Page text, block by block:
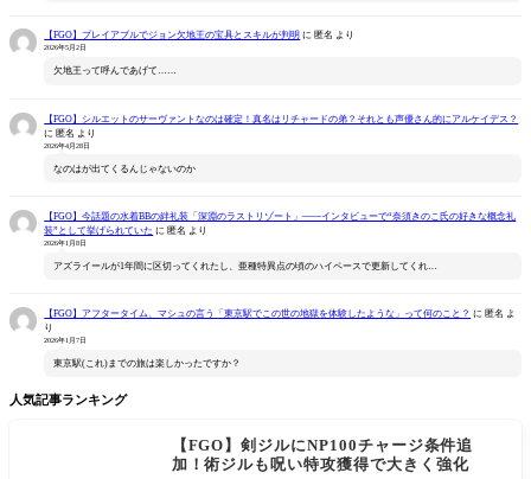
【FGO】プレイアブルでジョン欠地王の宝具とスキルが判明 に 匿名 より
2026年5月2日
欠地王って呼んであげて……
【FGO】シルエットのサーヴァントなのは確定！真名はリチャードの弟？それとも声優さん的にアルケイデス？
に匿名 より
2026年4月28日
なのはが出てくるんじゃないのか
【FGO】今話題の水着BBの絆礼装「深淵のラストリゾート」――インタビューで“奈須きのこ氏の好きな概念礼
装”として挙げられていた に 匿名 より
2026年1月8日
アズライールが1年間に区切ってくれたし、亜種特異点の頃のハイペースで更新してくれ…
【FGO】アフタータイム、マシュの言う「東京駅でこの世の地獄を体験したような」って何のこと？ に 匿名 よ
り
2026年1月7日
東京駅(これ)までの旅は楽しかったですか？
人気記事ランキング
【FGO】剣ジルにNP100チャージ条件追
加！術ジルも呪い特攻獲得で大きく強化